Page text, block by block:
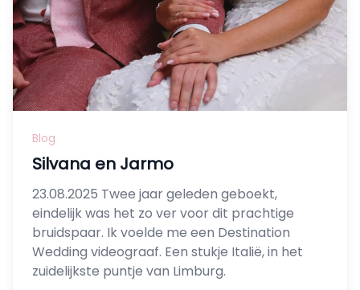
Blog
Silvana en Jarmo
23.08.2025 Twee jaar geleden geboekt,
eindelijk was het zo ver voor dit prachtige
bruidspaar. Ik voelde me een Destination
Wedding videograaf. Een stukje Italië, in het
zuidelijkste puntje van Limburg.